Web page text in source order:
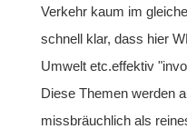
Verkehr kaum im
schnell klar, dass hier
Umwelt etc.effektiv
Diese Themen werden
missbräuchlich als